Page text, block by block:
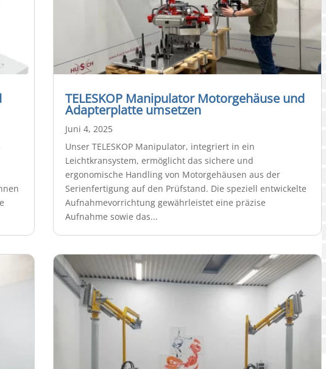
TELESKOP Manipulator Motorgehäuse und
Adapterplatte umsetzen
Juni 4, 2025
Unser TELESKOP Manipulator, integriert in ein
Leichtkransystem, ermöglicht das sichere und
ergonomische Handling von Motorgehäusen aus der
Serienfertigung auf den Prüfstand. Die speziell entwickelte
Aufnahmevorrichtung gewährleistet eine präzise
Aufnahme sowie das...